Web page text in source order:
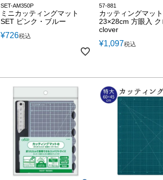
SET-AM350P
ミニカッティングマット
SET ピンク・ブルー
¥726税込
57-881
カッティングマット
23×28cm 方眼入 ク
clover
¥1,097税込